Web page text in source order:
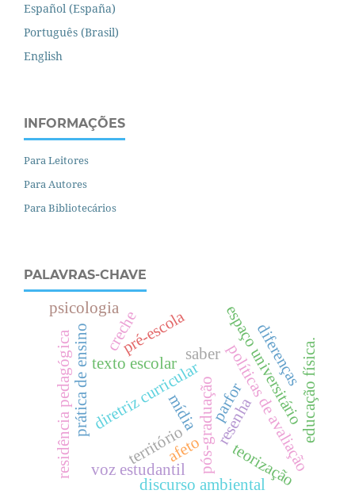
Español (España)
Português (Brasil)
English
INFORMAÇÕES
Para Leitores
Para Autores
Para Bibliotecários
PALAVRAS-CHAVE
resenha
território
diretriz curricular
prática de ensino texto escolar políticas de avaliação
espaço universitário
pós-graduação
saber
discurso ambiental
mídia
residência pedagógica parfor
voz estudantil
e
d
u
c
a
ç
ã
o
f
í
s
i
c
a
.
pré-escola
creche
psicologia
teorização
diferenças
afeto